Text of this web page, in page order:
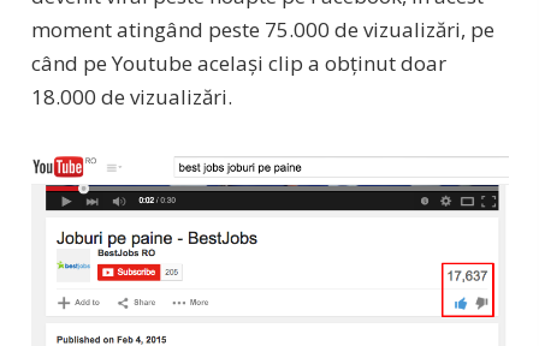
moment atingând peste 75.000 de vizualizări, pe
când pe Youtube același clip a obținut doar
18.000 de vizualizări.